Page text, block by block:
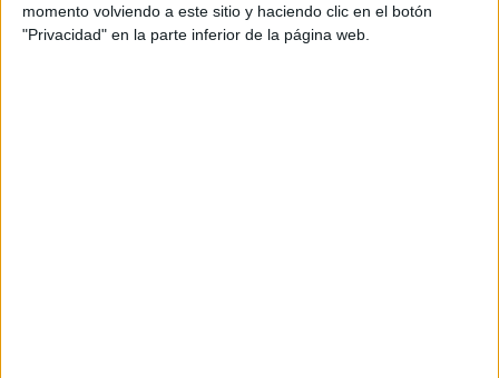
momento volviendo a este sitio y haciendo clic en el botón
"Privacidad" en la parte inferior de la página web.